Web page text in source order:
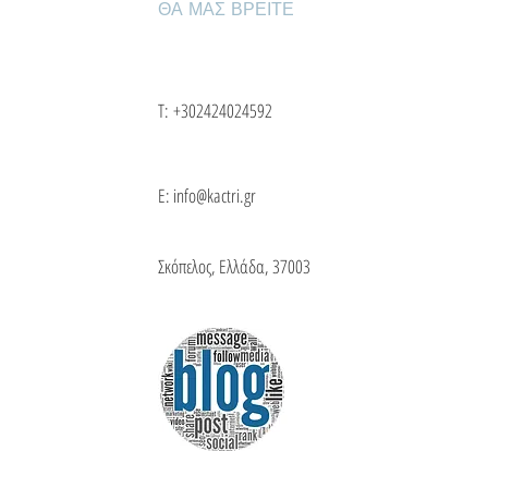
ΘΑ ΜΑΣ ΒΡΕΙΤΕ
Τ: +302424024592
Ε: info@kactri.gr
Σκόπελος, Ελλάδα, 37003